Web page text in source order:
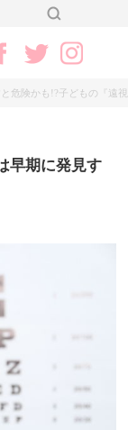
と危険かも!?子どもの『遠
早期に発見す